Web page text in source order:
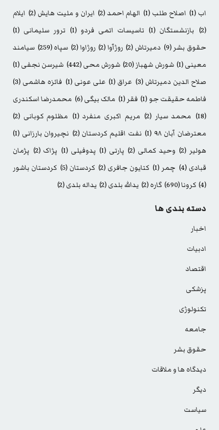
اب (1) اصلاح طلب (1) الهام احمد(2) ایران و ملیت هایش (2)
ایلام
(2)
بازنشستگان (1) تاسیسات اتمی فردو (1) ترور سلیمانی (1)
حقوق بشر (9) دمیرتاش (2) روژآوا(2) روژاوا(2) سپاه(259)
سیامند
معینی(1) شورش شهباز(20) شورش محی(442) شیرسن نجفی(1)
صلاح الدین دمیرتاش (3) عراق (1) علی عونی (1) فائزه هاشمی (3)
فاطمه حقیقت جو (1) فقر (1) مالک بیگی(6)
محمدرضا اسکندری
(18)
محمد سیار (2) مریم اکبری منفرد (1) مظلوم کوبانی (2)
معترضان آبان ۹۸
(1) نفت اقلیم کردستان (2) نچیروان بارزانی (1)
هولیر (2) وحید کمالی (2) پارتی (1) پدوفیلی (1) پژاک (2)
پژمان
قبادی (4) چمر (1) کتایون جافری (2) کردستان (5)
کردستان باشور
(4)
کرونا(690) گاره(2) یدالله بلدی(2) یداله بلدی(2)
دسته بندی ها
اخبار
ادبیات
اقتصاد
پزشکی
تکنولوژی
جامعه
حقوق بشر
دیدگاه ها و ملاقات
دیگر
سیاست